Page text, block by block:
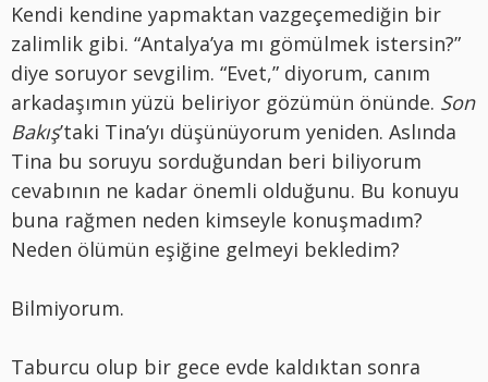
Kendi kendine yapmaktan vazgeçemediğin bir
zalimlik gibi. “Antalya’ya mı gömülmek istersin?”
diye soruyor sevgilim. “Evet,” diyorum, canım
arkadaşımın yüzü beliriyor gözümün önünde. Son
Bakış’taki Tina’yı düşünüyorum yeniden. Aslında
Tina bu soruyu sorduğundan beri biliyorum
cevabının ne kadar önemli olduğunu. Bu konuyu
buna rağmen neden kimseyle konuşmadım?
Neden ölümün eşiğine gelmeyi bekledim?
Bilmiyorum.
Taburcu olup bir gece evde kaldıktan sonra